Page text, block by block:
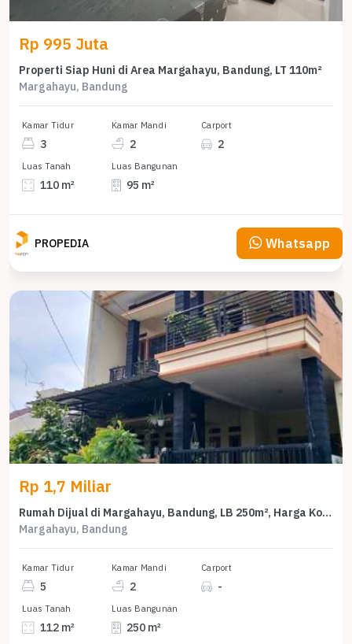
Rp 995 Juta
Properti Siap Huni di Area Margahayu, Bandung, LT 110m²
Margahayu, Bandung
Kamar Tidur
3
Kamar Mandi
2
Carport
2
Luas Tanah
110 m²
Luas Bangunan
95 m²
PROPEDIA Whatsapp
Rp 1,7 Miliar
Rumah Dijual di Margahayu, Bandung, LB 250m², Harga Kompetitif!
Margahayu, Bandung
Kamar Tidur
5
Kamar Mandi
2
Carport
-
Luas Tanah
112 m²
Luas Bangunan
250 m²